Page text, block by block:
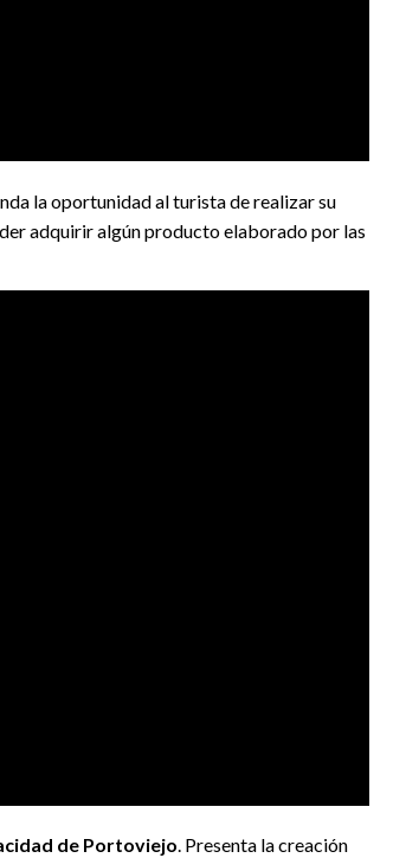
la oportunidad al turista de realizar su
adquirir algún producto elaborado por las
de Portoviejo. Presenta la creación